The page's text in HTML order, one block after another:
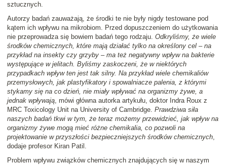
sztucznych.
Autorzy badań zauważają, że środki te nie były nigdy testowane pod
kątem ich wpływu na mikrobiom. Przed dopuszczeniem do użytkowania
nie przeprowadza się bowiem badań tego rodzaju. Odkryliśmy, że wiele
środków chemicznych, które mają działać tylko na określony cel – na
przykład na insekty czy grzyby – ma też negatywny wpływ na bakterie
występujące w jelitach. Byliśmy zaskoczeni, że w niektórych
przypadkach wpływ ten jest tak silny. Na przykład wiele chemikaliów
przemysłowych, jak plastyfikatory i spowalniacze palenia, z którymi
stykamy się na co dzień, nie miały wpływać na organizmy żywe, a
jednak wpływają, mówi główna autorka artykułu, doktor Indra Roux z
MRC Toxicology Unit na University of Cambridge. Prawdziwa siła
naszych badań tkwi w tym, że teraz możemy przewidzieć, jak wpływ na
organizmy żywe mogą mieć różne chemikalia, co pozwoli na
projektowanie w przyszłości bezpieczniejszych środków chemicznych,
dodaje profesor Kiran Patil.
Problem wpływu związków chemicznych znajdujących się w naszym